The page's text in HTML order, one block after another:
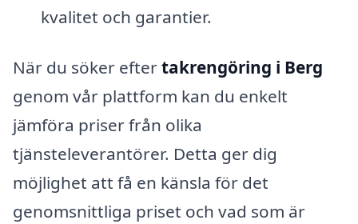
kvalitet och garantier.
När du söker eftertakrengöring i Berg
genom vår plattform kan du enkelt
jämföra priser från olika
tjänsteleverantörer. Detta ger dig
möjlighet att få en känsla för det
genomsnittliga priset och vad som är